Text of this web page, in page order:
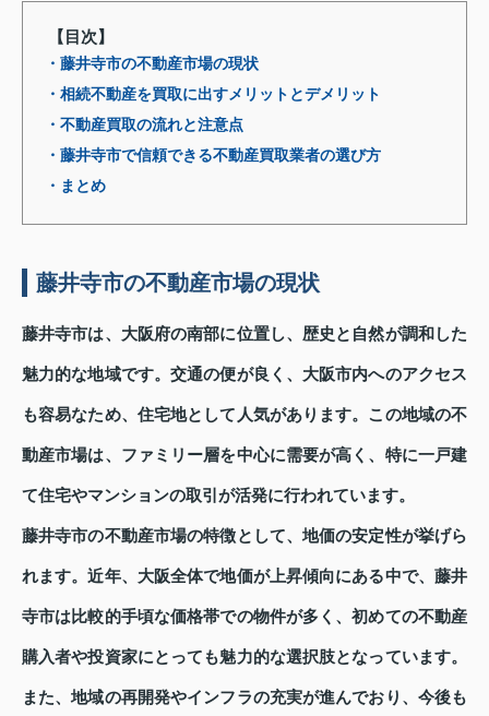
【目次】
・藤井寺市の不動産市場の現状
・相続不動産を買取に出すメリットとデメリット
・不動産買取の流れと注意点
・藤井寺市で信頼できる不動産買取業者の選び方
・まとめ
藤井寺市の不動産市場の現状
藤井寺市は、大阪府の南部に位置し、歴史と自然が調和した
魅力的な地域です。交通の便が良く、大阪市内へのアクセス
も容易なため、住宅地として人気があります。この地域の不
動産市場は、ファミリー層を中心に需要が高く、特に一戸建
て住宅やマンションの取引が活発に行われています。
藤井寺市の不動産市場の特徴として、地価の安定性が挙げら
れます。近年、大阪全体で地価が上昇傾向にある中で、藤井
寺市は比較的手頃な価格帯での物件が多く、初めての不動産
購入者や投資家にとっても魅力的な選択肢となっています。
また、地域の再開発やインフラの充実が進んでおり、今後も